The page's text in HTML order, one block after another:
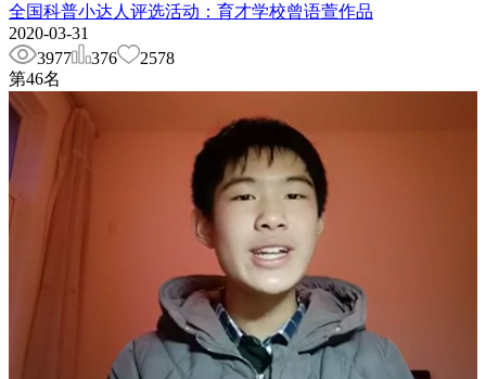
全国科普小达人评选活动：育才学校曾语萱作品
2020-03-31
3977
376
2578
第46名